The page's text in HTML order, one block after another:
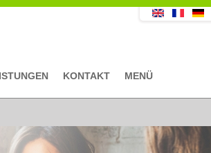
KONTAKT MENÜ